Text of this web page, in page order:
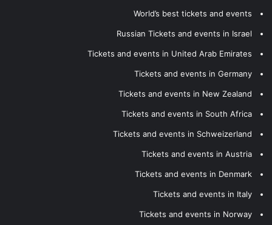
World’s best tickets and events
Russian Tickets and events in Israel
Tickets and events in United Arab Emirates
Tickets and events in Germany
Tickets and events in New Zealand
Tickets and events in South Africa
Tickets and events in Schweizerland
Tickets and events in Austria
Tickets and events in Denmark
Tickets and events in Italy
Tickets and events in Norway